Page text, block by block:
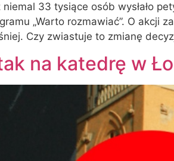
niemal 33 tysiące osób wysłało
„Warto rozmawiać”. O akcji
Czy zwiastuje to zmianę
na katedrę w